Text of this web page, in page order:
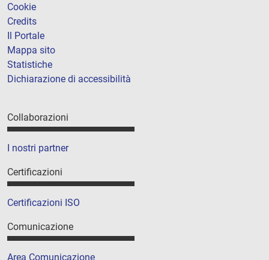
Cookie
Credits
Il Portale
Mappa sito
Statistiche
Dichiarazione di accessibilità
Collaborazioni
I nostri partner
Certificazioni
Certificazioni ISO
Comunicazione
Area Comunicazione